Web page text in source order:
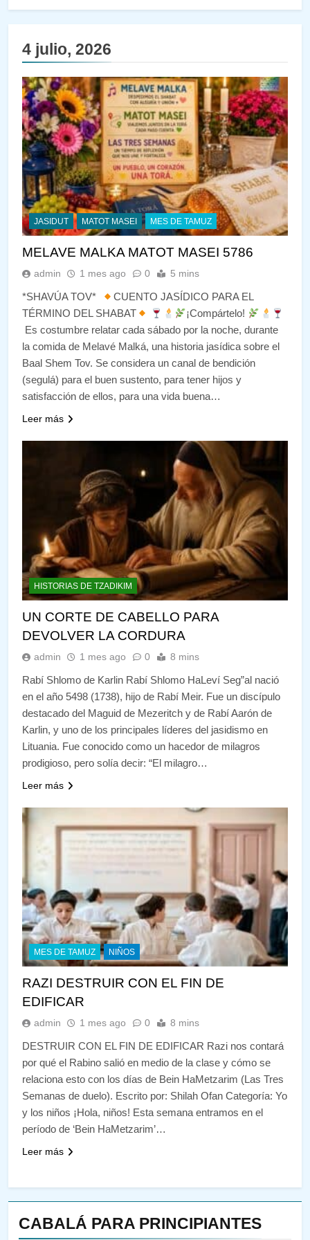
CABALÁ PARA PRINCIPIANTES
4 julio, 2026
JASIDUT MATOT MASEI MES DE TAMUZ
MELAVE MALKA MATOT MASEI 5786
admin 1 mes ago 0 5 mins
*SHAVÚA TOV*
CUENTO JASÍDICO PARA EL
TÉRMINO DEL SHABAT
¡Compártelo!
Es costumbre relatar cada sábado por la noche, durante
la comida de Melavé Malká, una historia jasídica sobre el
Baal Shem Tov. Se considera un canal de bendición
(segulá) para el buen sustento, para tener hijos y
satisfacción de ellos, para una vida buena…
Leer más
HISTORIAS DE TZADIKIM
UN CORTE DE CABELLO PARA
DEVOLVER LA CORDURA
admin 1 mes ago 0 8 mins
Rabí Shlomo de Karlin Rabí Shlomo HaLeví Seg”al nació
en el año 5498 (1738), hijo de Rabí Meir. Fue un discípulo
destacado del Maguid de Mezeritch y de Rabí Aarón de
Karlin, y uno de los principales líderes del jasidismo en
Lituania. Fue conocido como un hacedor de milagros
prodigioso, pero solía decir: “El milagro…
Leer más
MES DE TAMUZ NIÑOS
RAZI DESTRUIR CON EL FIN DE
EDIFICAR
admin 1 mes ago 0 8 mins
DESTRUIR CON EL FIN DE EDIFICAR Razi nos contará
por qué el Rabino salió en medio de la clase y cómo se
relaciona esto con los días de Bein HaMetzarim (Las Tres
Semanas de duelo). Escrito por: Shilah Ofan Categoría: Yo
y los niños ¡Hola, niños! Esta semana entramos en el
período de ‘Bein HaMetzarim’…
Leer más